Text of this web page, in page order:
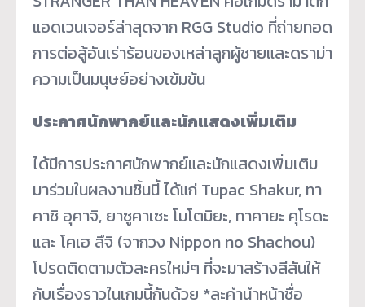
แอดเวนเจอร์ล่าสุดจาก RGG Studio ที่ถ่ายทอด
การต่อสู้อันเร่าร้อนของเหล่าลูกผู้ชายและดราม่า
ความเป็นมนุษย์อย่างเข้มข้น
ประกาศนักพากย์และนักแสดงเพิ่มเติม
ได้มีการประกาศนักพากย์และนักแสดงเพิ่มเติม
มาร่วมในผลงานชิ้นนี้ ได้แก่ Tupac Shakur, ทา
คาชิ อุคาจิ, ยาซูคาเซะ โมโตมิยะ, ทาคายะ คุโรดะ
และ โคเฮ สึจิ (จากวง Nippon no Shachou)
โปรดติดตามตัวละครใหม่ๆ ที่จะมาสร้างสีสันให้
กับเรื่องราวในเกมนี้กันด้วย *ละคำนำหน้าชื่อ